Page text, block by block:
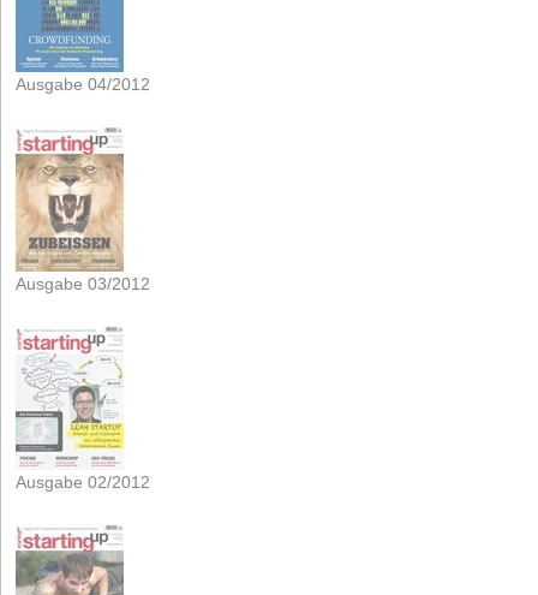
Ausgabe 04/2012
Ausgabe 03/2012
Ausgabe 02/2012